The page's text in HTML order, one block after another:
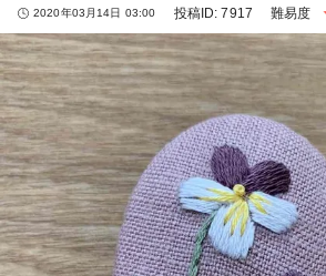
2020年03月14日 03:00 投稿ID:7917 難易度